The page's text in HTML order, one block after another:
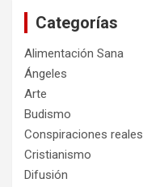
Categorías
Alimentación Sana
Ángeles
Arte
Budismo
Conspiraciones reales
Cristianismo
Difusión